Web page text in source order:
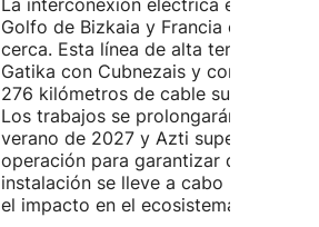
La interconexión eléctrica entre el
Golfo de Bizkaia y Francia está más
cerca. Esta línea de alta tensión unirá
Gatika con Cubnezais y contará con
276 kilómetros de cable submarino.
Los trabajos se prolongarán hasta
verano de 2027 y Azti supervisará la
operación para garantizar que la
instalación se lleve a cabo
el impacto en el ecosistema marino.